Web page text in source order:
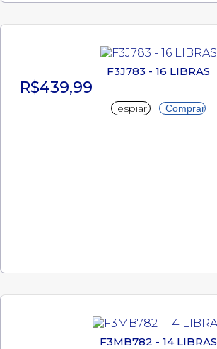
F3J783 - 16 LIBRAS
R$439,99
espiar Comprar
F3MB782 - 14 LIBRAS